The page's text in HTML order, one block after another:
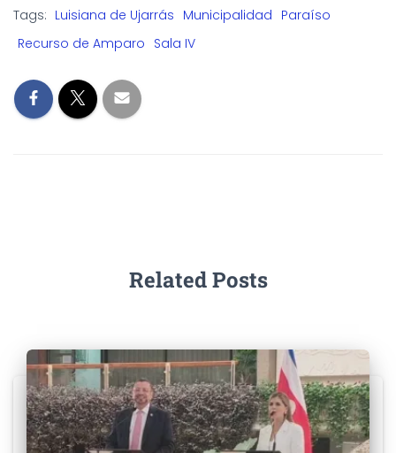
e
b
o
k
o
d
n
l r
e
Tags: Luisiana de Ujarrás Municipalidad Paraíso
Recurso de Amparo Sala IV
Related Posts